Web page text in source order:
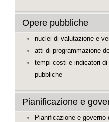
Opere pubbliche
nuclei di valutazione e
atti di programmazione
tempi costi e indicatori
pubbliche
Pianificazione e
Pianificazione e governo